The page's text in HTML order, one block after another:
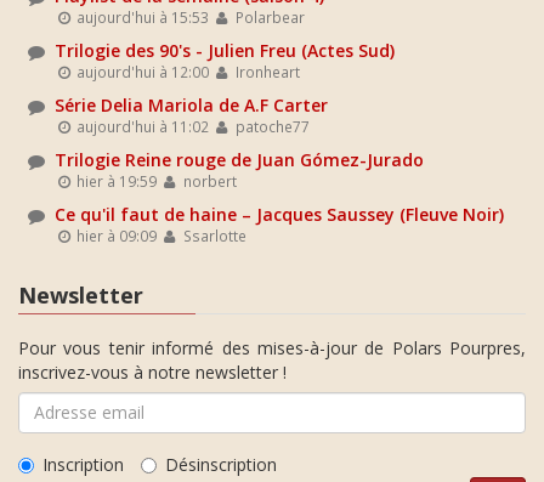
aujourd'hui à 15:53 Polarbear
Trilogie des 90's - Julien Freu (Actes Sud)
aujourd'hui à 12:00 Ironheart
Série Delia Mariola de A.F Carter
aujourd'hui à 11:02 patoche77
Trilogie Reine rouge de Juan Gómez-Jurado
hier à 19:59 norbert
Ce qu'il faut de haine – Jacques Saussey (Fleuve Noir)
hier à 09:09 Ssarlotte
Newsletter
Pour vous tenir informé des mises-à-jour de Polars Pourpres,
inscrivez-vous à notre newsletter !
Inscription Désinscription